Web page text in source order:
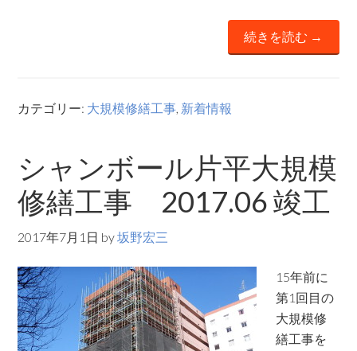
続きを読む →
カテゴリー: 大規模修繕工事, 新着情報
シャンボール片平大規模
修繕工事 2017.06 竣工
2017年7月1日 by坂野宏三
15年前に
第1回目の
大規模修
繕工事を